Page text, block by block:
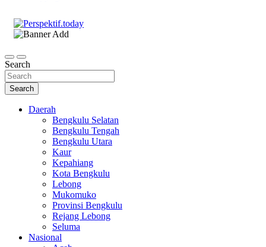
Search
Search
Daerah
Bengkulu Selatan
Bengkulu Tengah
Bengkulu Utara
Kaur
Kepahiang
Kota Bengkulu
Lebong
Mukomuko
Provinsi Bengkulu
Rejang Lebong
Seluma
Nasional